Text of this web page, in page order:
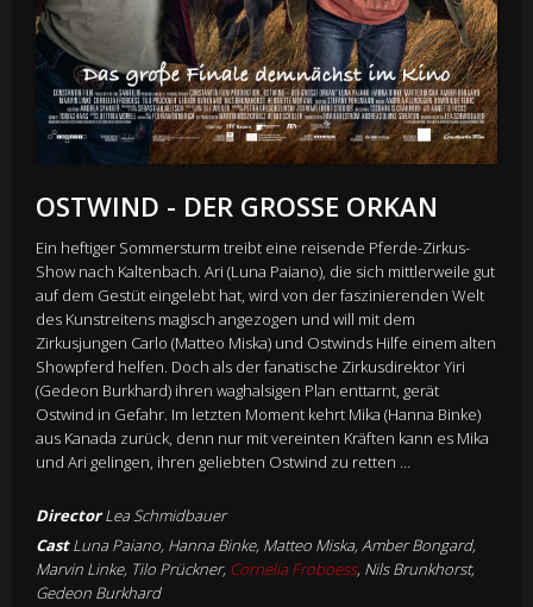
OSTWIND - DER GROSSE ORKAN
Ein heftiger Sommersturm treibt eine reisende Pferde-Zirkus-
Show nach Kaltenbach. Ari (Luna Paiano), die sich mittlerweile gut
auf dem Gestüt eingelebt hat, wird von der faszinierenden Welt
des Kunstreitens magisch angezogen und will mit dem
Zirkusjungen Carlo (Matteo Miska) und Ostwinds Hilfe einem alten
Showpferd helfen. Doch als der fanatische Zirkusdirektor Yiri
(Gedeon Burkhard) ihren waghalsigen Plan enttarnt, gerät
Ostwind in Gefahr. Im letzten Moment kehrt Mika (Hanna Binke)
aus Kanada zurück, denn nur mit vereinten Kräften kann es Mika
und Ari gelingen, ihren geliebten Ostwind zu retten …
Director Lea Schmidbauer
Cast Luna Paiano, Hanna Binke, Matteo Miska, Amber Bongard,
Marvin Linke, Tilo Prückner, Cornelia Froboess, Nils Brunkhorst,
Gedeon Burkhard